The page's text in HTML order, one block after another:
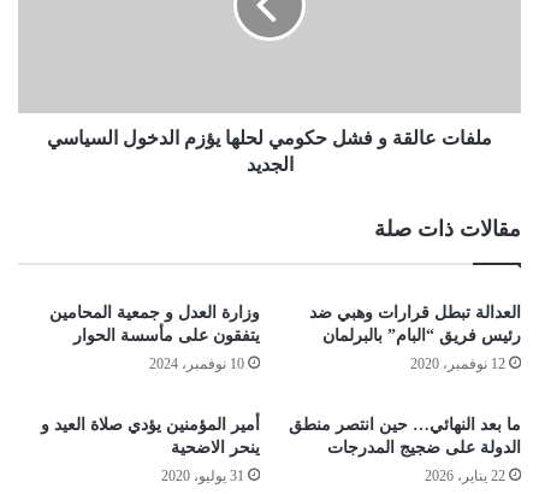
ملفات عالقة و فشل حكومي لحلها يؤزم الدخول السياسي
الجديد
مقالات ذات صلة
العدالة تبطل قرارات وهبي ضد
رئيس فريق “البام” بالبرلمان
12 نوفمبر، 2020
وزارة العدل و جمعية المحامين
يتفقون على مأسسة الحوار
10 نوفمبر، 2024
ما بعد النهائي… حين انتصر منطق
الدولة على ضجيج المدرجات
22 يناير، 2026
أمير المؤمنين يؤدي صلاة العيد و
ينحر الاضحية
31 يوليو، 2020